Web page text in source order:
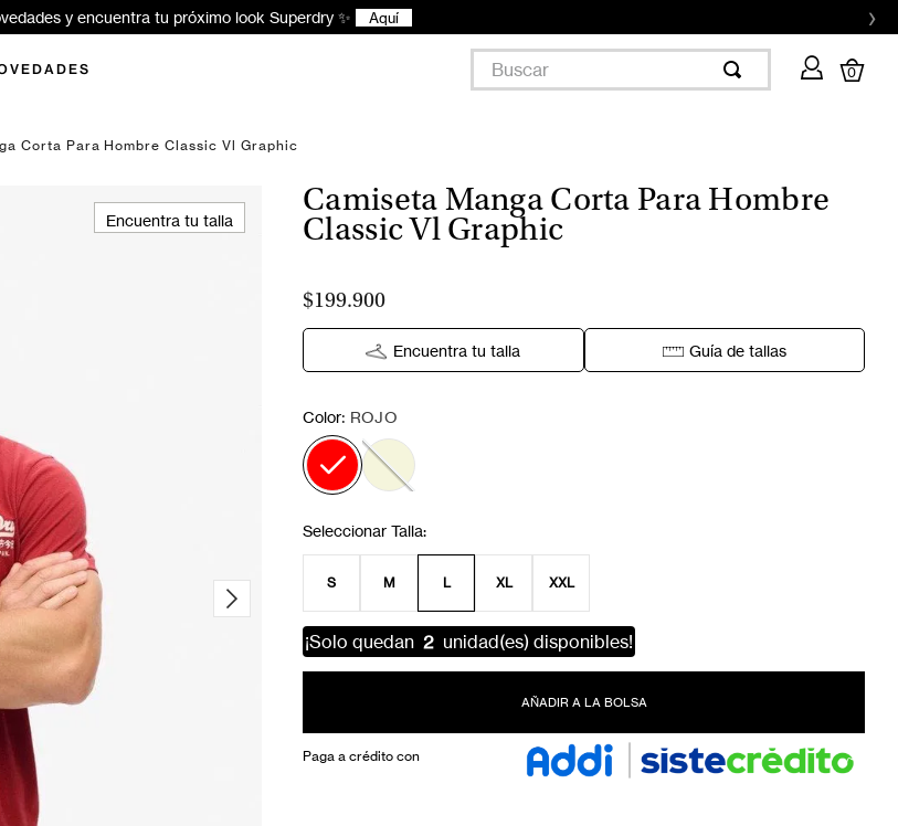
y encuentra tu próximo look Superdry ✨ Aquí ›
Buscar
0
Corta Para Hombre Classic Vl Graphic
Encuentra tu talla
Camiseta Manga Corta Para Hombre
Classic Vl Graphic
$199.900
Encuentra tu talla Guía de tallas
Color: ROJO
S M L XL XXL
¡Solo quedan 2 unidad(es) disponibles!
AÑADIR A LA BOLSA
Paga a crédito con